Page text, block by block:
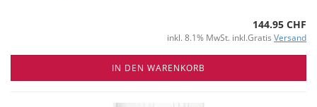
144.95 CHF
inkl. 8.1% MwSt. inkl.Gratis Versand
IN DEN WARENKORB